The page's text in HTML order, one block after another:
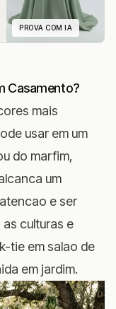
PROVA COM IA
Casamento?
mais
usar em um
do marfim,
um
e ser
culturas e
tie em salao de
em jardim.